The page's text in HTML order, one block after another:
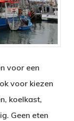
voor een
voor kiezen
koelkast,
Geen eten